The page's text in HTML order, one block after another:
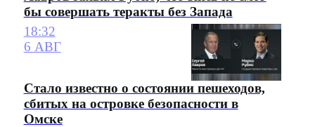
бы совершать теракты без Запада
18:32
6 АВГ
Стало известно о состоянии пешеходов,
сбитых на островке безопасности в
Омске